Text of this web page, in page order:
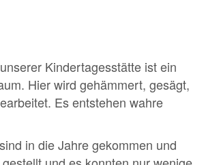
Kindertagesstätte ist ein
Hier wird gehämmert, gesägt,
Es entstehen wahre
in die Jahre gekommen und